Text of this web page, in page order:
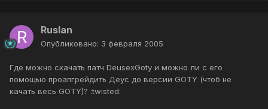
Ruslan
Опубликовано: 3 февраля 2005
Где можно скачать патч DeusexGoty и можно ли с его
помощью проапгрейдить Деус до версии GOTY (чтоб не
качать весь GOTY)? :twisted: